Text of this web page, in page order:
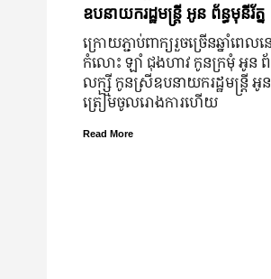
ឧបនាយករដ្ឋមន្រ្តី អូន ព័ន្ធមុនីរ័ត្ន
ក្រោយ​ភ្ជាប់​ពាក្យ​រួច​ច្រើន​ឆ្នាំ​ពេលន
កំលោះ ឡាំ ជុងហាវ កូនក្រមុំ អូន
លក្ស្មី កូនស្រី​ឧបនាយករដ្ឋមន្ត្រី អូន
ត្រៀម​ចូល​រោងការ​ហើយ
Read More